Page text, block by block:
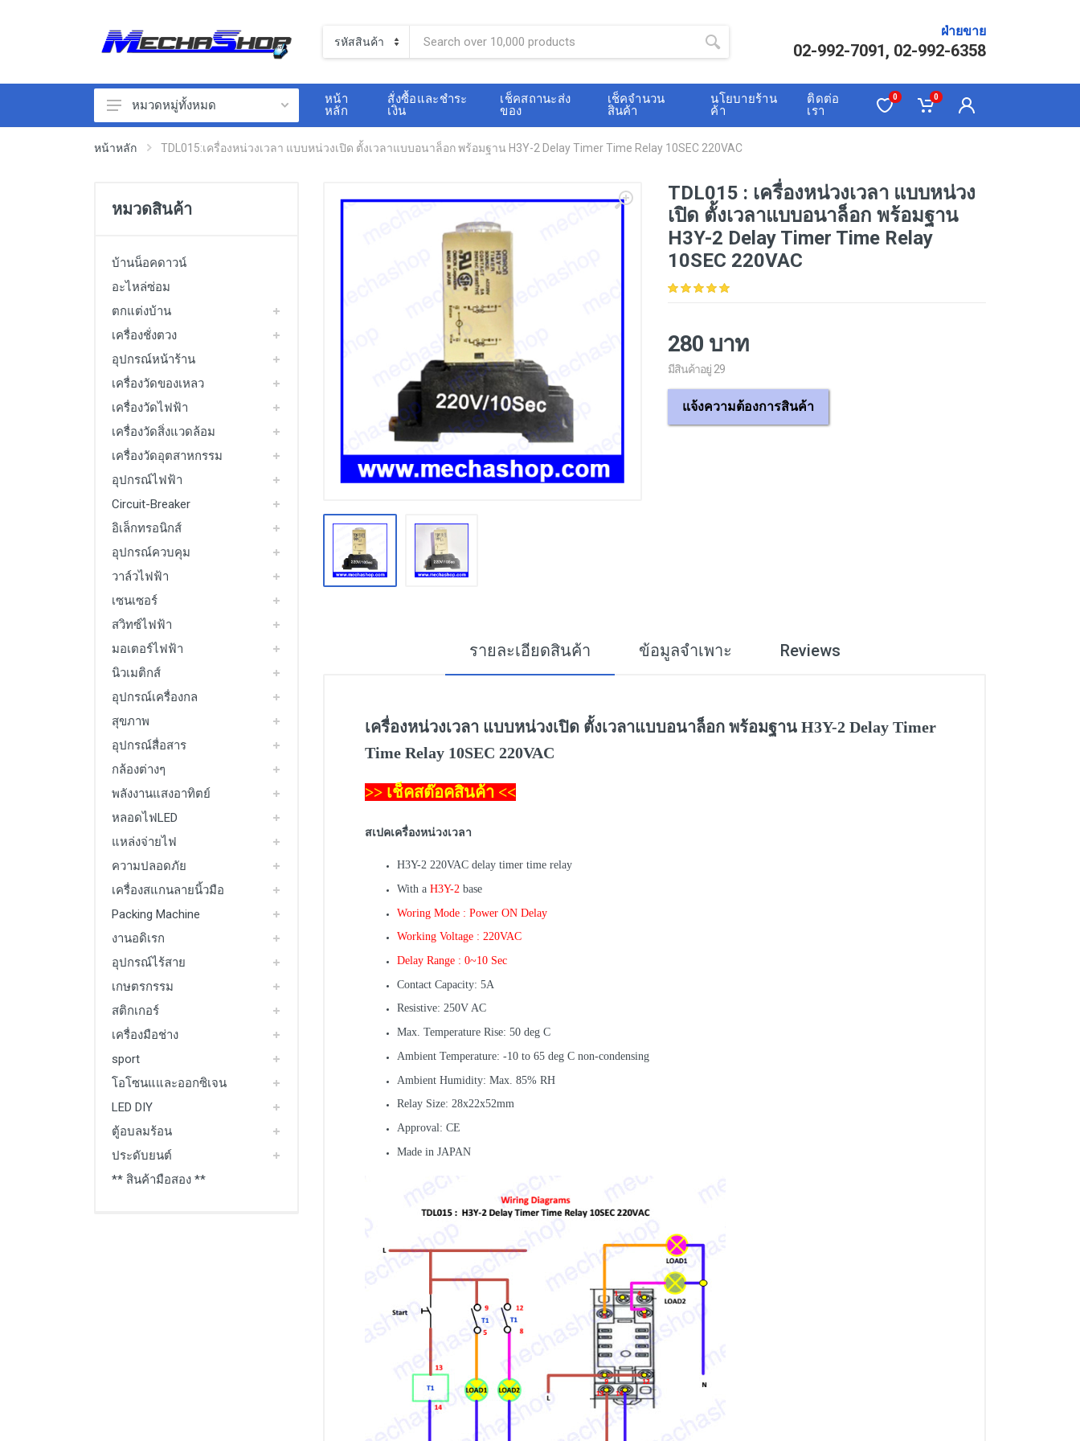
ฝ่ายขาย
02-992-7091, 02-992-6358
ตกแต่งบ้าน
สวิทซ์ไฟฟ้า
เครื่องวัดสิ่งแวดล้อม
เครื่องวัดไฟฟ้า
มอเตอร์ไฟฟ้า
Packing Machine
See All
หมวดหมู่ทั้งหมด
หน้า
หลัก
สั่งซื้อและชำระ
เงิน
เช็คสถานะส่ง
ของ
เช็คจำนวน
สินค้า
นโยบายร้าน
ค้า
ติดต่อ
เรา
0 0
หน้าหลัก TDL015:เครื่องหน่วงเวลา แบบหน่วงเปิด ตั้งเวลาแบบอนาล็อก พร้อมฐาน H3Y-2 Delay Timer Time Relay 10SEC 220VAC
หมวดสินค้า
บ้านน็อคดาวน์
อะไหล่ซ่อม
ตกแต่งบ้าน
เครื่องชั่งตวง
อุปกรณ์หน้าร้าน
เครื่องวัดของเหลว
เครื่องวัดไฟฟ้า
เครื่องวัดสิ่งแวดล้อม
เครื่องวัดอุตสาหกรรม
อุปกรณ์ไฟฟ้า
Circuit-Breaker
อิเล็กทรอนิกส์
อุปกรณ์ควบคุม
วาล์วไฟฟ้า
เซนเซอร์
สวิทซ์ไฟฟ้า
มอเตอร์ไฟฟ้า
นิวเมติกส์
อุปกรณ์เครื่องกล
สุขภาพ
อุปกรณ์สื่อสาร
กล้องต่างๆ
พลังงานแสงอาทิตย์
หลอดไฟLED
แหล่งจ่ายไฟ
ความปลอดภัย
เครื่องสแกนลายนิ้วมือ
Packing Machine
งานอดิเรก
อุปกรณ์ไร้สาย
เกษตรกรรม
สติกเกอร์
เครื่องมือช่าง
sport
โอโซนแและออกซิเจน
LED DIY
ตู้อบลมร้อน
ประดับยนต์
** สินค้ามือสอง **
TDL015 : เครื่องหน่วงเวลา แบบหน่วง
เปิด ตั้งเวลาแบบอนาล็อก พร้อมฐาน
H3Y-2 Delay Timer Time Relay
10SEC 220VAC
280 บาท
มีสินค้าอยู่ 29
แจ้งความต้องการสินค้า
รายละเอียดสินค้า ข้อมูลจำเพาะ Reviews
เครื่องหน่วงเวลา แบบหน่วงเปิด ตั้งเวลาแบบอนาล็อก พร้อมฐาน H3Y-2 Delay Timer
Time Relay 10SEC 220VAC
>> เช็คสต๊อคสินค้า <<
สเปคเครื่องหน่วงเวลา
H3Y-2 220VAC delay timer time relay
With a H3Y-2 base
Woring Mode : Power ON Delay
Working Voltage : 220VAC
Delay Range : 0~10 Sec
Contact Capacity: 5A
Resistive: 250V AC
Max. Temperature Rise: 50 deg C
Ambient Temperature: -10 to 65 deg C non-condensing
Ambient Humidity: Max. 85% RH
Relay Size: 28x22x52mm
Approval: CE
Made in JAPAN